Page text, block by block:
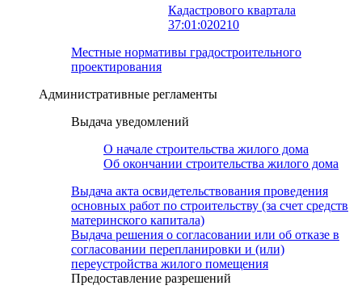
Кадастрового квартала
37:01:020210
Местные нормативы градостроительного
проектирования
Административные регламенты
Выдача уведомлений
О начале строительства жилого дома
Об окончании строительства жилого дома
Выдача акта освидетельствования проведения
основных работ по строительству (за счет средств
материнского капитала)
Выдача решения о согласовании или об отказе в
согласовании перепланировки и (или)
переустройства жилого помещения
Предоставление разрешений